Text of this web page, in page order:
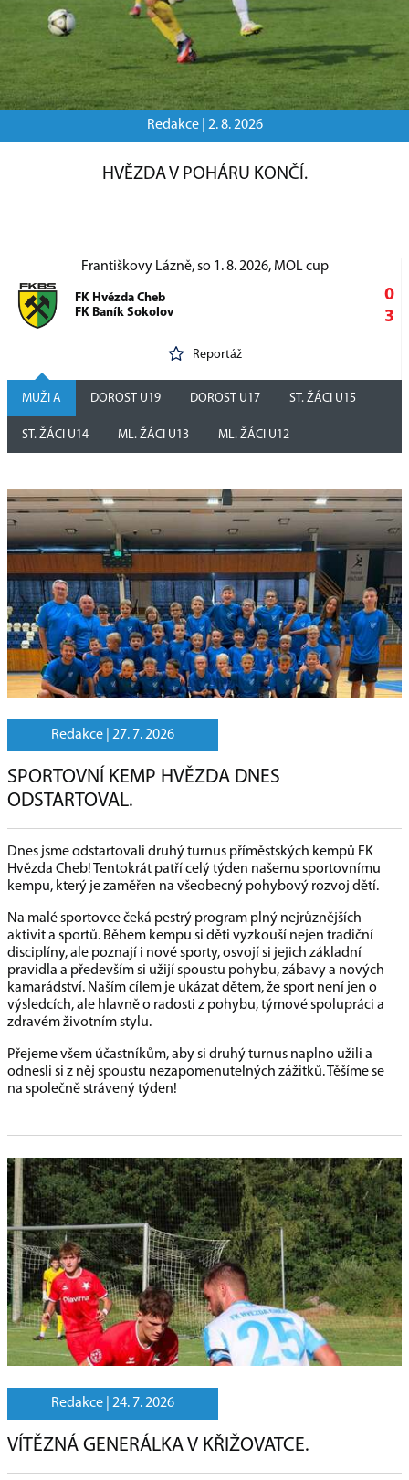
Redakce | 2. 8. 2026
HVĚZDA V POHÁRU KONČÍ.
Františkovy Lázně, so 1. 8. 2026, MOL cup
FK Hvězda Cheb
FK Baník Sokolov
0
3
Reportáž
MUŽI A DOROST U19 DOROST U17 ST. ŽÁCI U15
ST. ŽÁCI U14 ML. ŽÁCI U13 ML. ŽÁCI U12
Redakce | 27. 7. 2026
SPORTOVNÍ KEMP HVĚZDA DNES
ODSTARTOVAL.
Dnes jsme odstartovali druhý turnus příměstských kempů FK
Hvězda Cheb! Tentokrát patří celý týden našemu sportovnímu
kempu, který je zaměřen na všeobecný pohybový rozvoj dětí.
Na malé sportovce čeká pestrý program plný nejrůznějších
aktivit a sportů. Během kempu si děti vyzkouší nejen tradiční
disciplíny, ale poznají i nové sporty, osvojí si jejich základní
pravidla a především si užijí spoustu pohybu, zábavy a nových
kamarádství. Naším cílem je ukázat dětem, že sport není jen o
výsledcích, ale hlavně o radosti z pohybu, týmové spolupráci a
zdravém životním stylu.
Přejeme všem účastníkům, aby si druhý turnus naplno užili a
odnesli si z něj spoustu nezapomenutelných zážitků. Těšíme se
na společně strávený týden!
Redakce | 24. 7. 2026
VÍTĚZNÁ GENERÁLKA V KŘIŽOVATCE.